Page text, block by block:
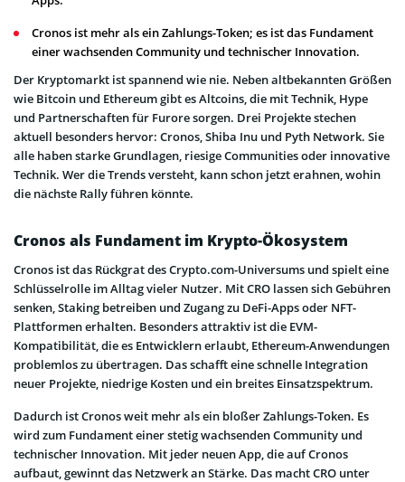
Cronos ist mehr als ein Zahlungs-Token; es ist das Fundament
einer wachsenden Community und technischer Innovation.
Der Kryptomarkt ist spannend wie nie. Neben altbekannten Größen
wie Bitcoin und Ethereum gibt es Altcoins, die mit Technik, Hype
und Partnerschaften für Furore sorgen. Drei Projekte stechen
aktuell besonders hervor: Cronos, Shiba Inu und Pyth Network. Sie
alle haben starke Grundlagen, riesige Communities oder innovative
Technik. Wer die Trends versteht, kann schon jetzt erahnen, wohin
die nächste Rally führen könnte.
Cronos als Fundament im Krypto-Ökosystem
Cronos ist das Rückgrat des Crypto.com-Universums und spielt eine
Schlüsselrolle im Alltag vieler Nutzer. Mit CRO lassen sich Gebühren
senken, Staking betreiben und Zugang zu DeFi-Apps oder NFT-
Plattformen erhalten. Besonders attraktiv ist die EVM-
Kompatibilität, die es Entwicklern erlaubt, Ethereum-Anwendungen
problemlos zu übertragen. Das schafft eine schnelle Integration
neuer Projekte, niedrige Kosten und ein breites Einsatzspektrum.
Dadurch ist Cronos weit mehr als ein bloßer Zahlungs-Token. Es
wird zum Fundament einer stetig wachsenden Community und
technischer Innovation. Mit jeder neuen App, die auf Cronos
aufbaut, gewinnt das Netzwerk an Stärke. Das macht CRO unter